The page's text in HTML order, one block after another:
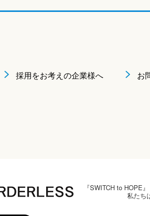
採用をお考えの企業様へ お
『SWITCH to HOPE
私たち